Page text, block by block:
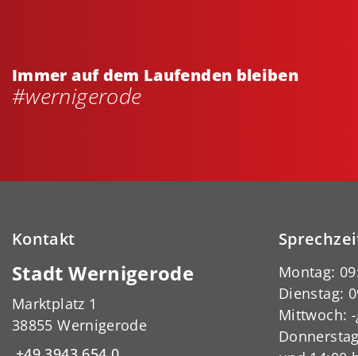
Immer auf dem Laufenden bleiben
#wernigerode
Kontakt
Stadt Wernigerode
Marktplatz 1
38855 Wernigerode
Montag:
Dienstag:
Mittwoch: